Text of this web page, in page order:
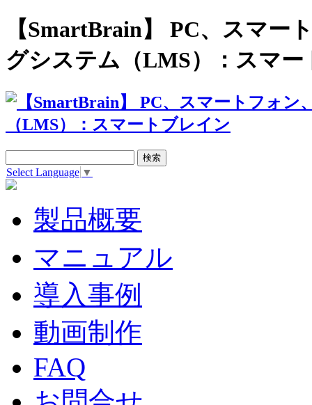
【SmartBrain】 PC、スマー
グシステム（LMS）：スマー
Select Language ▼
製品概要
マニュアル
導入事例
動画制作
FAQ